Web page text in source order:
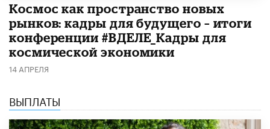
Космос как пространство новых
рынков: кадры для будущего – итоги
конференции #ВДЕЛЕ_Кадры для
космической экономики
14 АПРЕЛЯ
ВЫПЛАТЫ